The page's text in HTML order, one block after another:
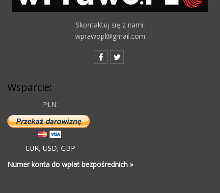
Skontaktuj się z nami:
wprawopl@gmail.com
Wsparcie:
PLN:
EUR, USD, GBP
Numer konta do wpłat bezpośrednich »